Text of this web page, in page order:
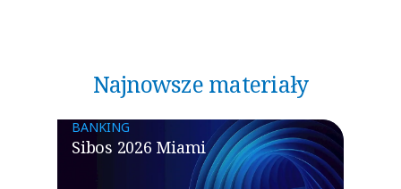
Najnowsze materiały
BANKING
Sibos 2026 Miami